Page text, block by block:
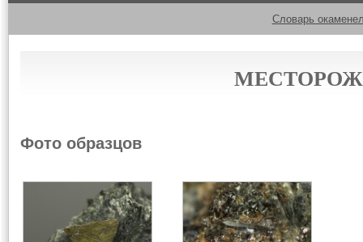
Словарь
Фото образцов